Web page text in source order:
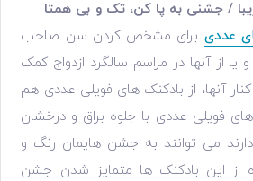
/ جشنی به پا کن، تک و بی همتا
عددی برای مشخص کردن سن صاحب
یا از آنها در مراسم سالگرد ازدواج کمک
آنها، از بادکنک های فویلی عددی هم
فویلی عددی با جلوه براق و درخشان
می توانند به جشن هایمان رنگ و
از این بادکنک ها متمایز شدن جشن